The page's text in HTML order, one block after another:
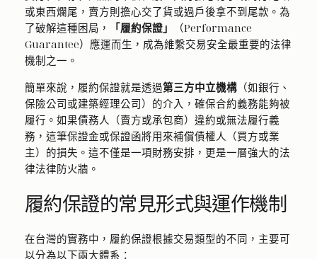
或東西爛尾，賣方則擔心交了貨或過戶後拿不到尾款。為
了破解這種困局，
「履約保證」
（Performance
Guarantee）應運而生，成為維繫交易安全最重要的法律
機制之一。
簡單來說，履約保證就是透過第三方中立機構（如銀行、
保險公司或建築經理公司）的介入，確保合約義務能夠被
履行。如果債務人（賣方或承包商）違約或無法履行義
務，這筆保證金或保證函將用來補償債權人（買方或業
主）的損失。這不僅是一項財務安排，更是一層強大的法
律法律防火牆。
履約保證的常見形式與運作機制
在台灣的實務中，履約保證根據交易類型的不同，主要可
以分為以下兩大體系：